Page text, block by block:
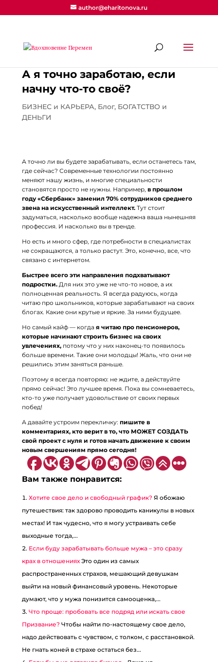
author@eharitonova.ru
А я точно заработаю, если
начну что-то своё?
БИЗНЕС и КАРЬЕРА, Блог, БОГАТСТВО и
ДЕНЬГИ
А точно ли вы будете зарабатывать, если останетесь там,
где сейчас? Современные технологии постоянно
меняют нашу жизнь, и многие специальности
становятся просто не нужны. Например, в прошлом
году «Сбербанк» заменил 70% сотрудников среднего
звена на искусственный интеллект. Тут стоит
задуматься, насколько вообще надежна ваша нынешняя
профессия. И насколько вы в тренде.
Но есть и много сфер, где потребности в специалистах
не сокращаются, а только растут. Это, конечно, все, что
связано с интернетом.
Быстрее всего эти направления подхватывают
подростки.Для них это уже не что-то новое, а их
полноценная реальность. Я всегда радуюсь, когда
читаю про школьников, которые зарабатывают на своих
блогах. Какие они крутые и яркие. За ними будущее.
Но самый кайф — когда я читаю про пенсионеров,
которые начинают строить бизнес на своих
увлечениях, потому что у них наконец-то появилось
больше времени. Такие они молодцы! Жаль, что они не
решились этим заняться раньше.
Поэтому я всегда повторяю: не ждите, а действуйте
прямо сейчас! Это лучшее время. Пока вы сомневаетесь,
кто-то уже получает удовольствие от своих первых
побед!
А давайте устроим перекличку: пишите в
комментариях, кто верит в то, что МОЖЕТ СОЗДАТЬ
свой проект с нуля и готов начать движение к своим
новым свершениям прямо сегодня!
Вам также понравится:
Хотите свое дело и свободный график? Я обожаю
путешествия: так здорово проводить каникулы в новых
местах! И так чудесно, что я могу устраивать себе
выходные тогда,...
Если буду зарабатывать больше мужа – это сразу
крах в отношениях Это один из самых
распространенных страхов, мешающий девушкам
выйти на новый финансовый уровень. Некоторые
думают, что у мужа понизится самооценка,...
Что проще: пробовать все подряд или искать свое
Призвание? Чтобы найти по-настоящему свое дело,
надо действовать с чувством, с толком, с расстановкой.
Не гнать коней в страхе остаться без...